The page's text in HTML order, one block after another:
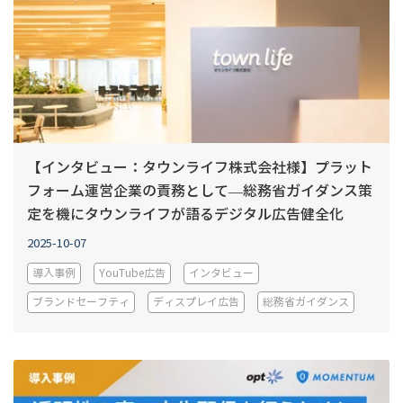
【インタビュー：タウンライフ株式会社様】プラット
フォーム運営企業の責務として—総務省ガイダンス策
定を機にタウンライフが語るデジタル広告健全化
2025-10-07
導入事例 YouTube広告 インタビュー
ブランドセーフティ ディスプレイ広告 総務省ガイダンス